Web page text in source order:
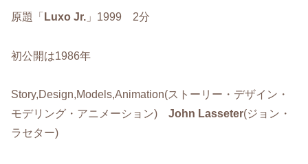
原題「 Luxo Jr. 」1999 2分
初公開は1986年
Story,Design,Models,Animation(ストーリー・デザイン・
モデリング・アニメーション) John Lasseter(ジョン・
ラセター)